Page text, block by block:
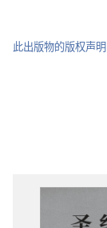
此出版物的版权声明